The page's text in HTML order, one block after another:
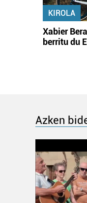
KIROLA
Xabier
berritu du
Azken